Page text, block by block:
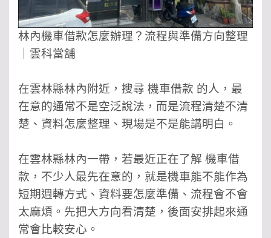
林內機車借款怎麼辦理？流程與準備方向整理
｜雲科當舖
在雲林縣林內附近，搜尋 機車借款 的人，最
在意的通常不是空泛說法，而是流程清楚不清
楚、資料怎麼整理、現場是不是能講明白。
在雲林縣林內一帶，若最近正在了解 機車借
款，不少人最先在意的，就是機車能不能作為
短期週轉方式、資料要怎麼準備、流程會不會
太麻煩。先把大方向看清楚，後面安排起來通
常會比較安心。